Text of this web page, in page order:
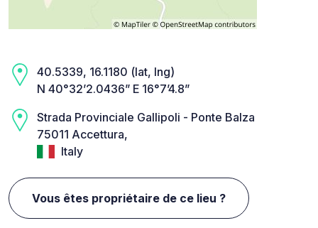
40.5339, 16.1180 (lat, lng)
N 40°32’2.0436” E 16°7’4.8”
Strada Provinciale Gallipoli - Ponte Balza
75011 Accettura,
Italy
Vous êtes propriétaire de ce lieu ?